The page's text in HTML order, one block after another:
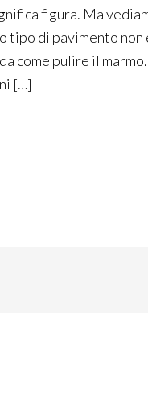
figura. Ma
tipo di pavimento
come pulire il
[…]